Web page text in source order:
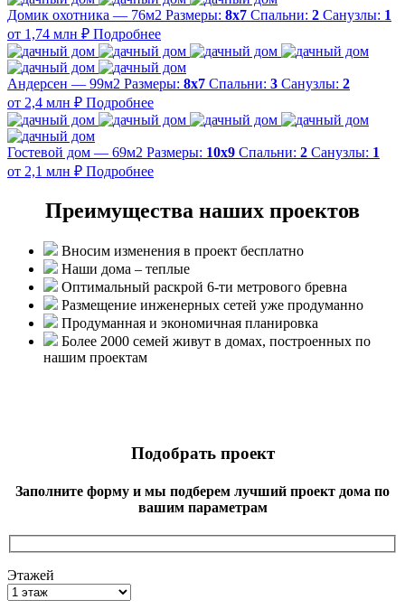
Домик охотника — 76м2 Размеры: 8х7 Спальни: 2 Санузлы: 1
от 1,74 млн ₽ Подробнее
Андерсен — 99м2 Размеры: 8х7 Спальни: 3 Санузлы: 2
от 2,4 млн ₽ Подробнее
Гостевой дом — 69м2 Размеры: 10х9 Спальни: 2 Санузлы: 1
от 2,1 млн ₽ Подробнее
Преимущества наших проектов
Вносим изменения в проект бесплатно
Наши дома – теплые
Оптимальный раскрой 6-ти метрового бревна
Размещение инженерных сетей уже продуманно
Продуманная и экономичная планировка
Более 2000 семей живут в домах, построенных по
нашим проектам
Подобрать проект
Заполните форму и мы подберем лучший проект дома по
вашим параметрам
Этажей